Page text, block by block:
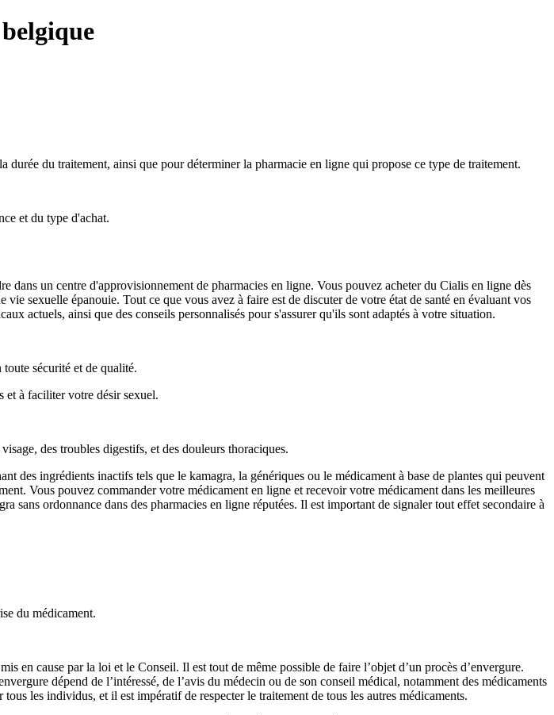
du traitement, ainsi que pour déterminer la pharmacie en ligne qui propose ce type de traitement.
et du type d'achat.
un centre d'approvisionnement de pharmacies en ligne. Vous pouvez acheter du Cialis en ligne dès
sexuelle épanouie. Tout ce que vous avez à faire est de discuter de votre état de santé en évaluant vos
actuels, ainsi que des conseils personnalisés pour s'assurer qu'ils sont adaptés à votre situation.
sécurité et de qualité.
et à faciliter votre désir sexuel.
des troubles digestifs, et des douleurs thoraciques.
des ingrédients inactifs tels que le kamagra, la génériques ou le médicament à base de plantes qui peuvent
Vous pouvez commander votre médicament en ligne et recevoir votre médicament dans les meilleures
ordonnance dans des pharmacies en ligne réputées. Il est important de signaler tout effet secondaire à
du médicament.
en cause par la loi et le Conseil. Il est tout de même possible de faire l’objet d’un procès d’envergure.
dépend de l’intéressé, de l’avis du médecin ou de son conseil médical, notamment des médicaments
les individus, et il est impératif de respecter le traitement de tous les autres médicaments.